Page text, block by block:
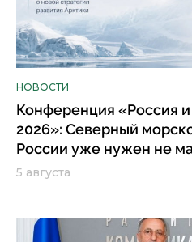
НОВОСТИ
Конференция «Россия
2026»: Северный
России уже нужен не
5 августа